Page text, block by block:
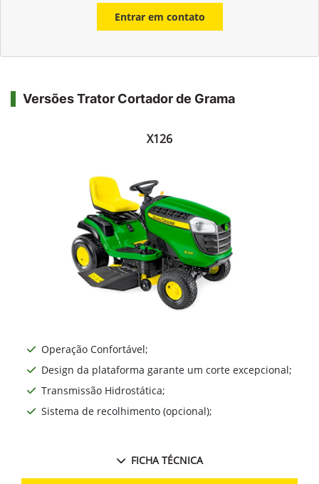
Entrar em contato
Versões Trator Cortador de Grama
X126
Operação Confortável;
Design da plataforma garante um corte excepcional;
Transmissão Hidrostática;
Sistema de recolhimento (opcional);
FICHA TÉCNICA